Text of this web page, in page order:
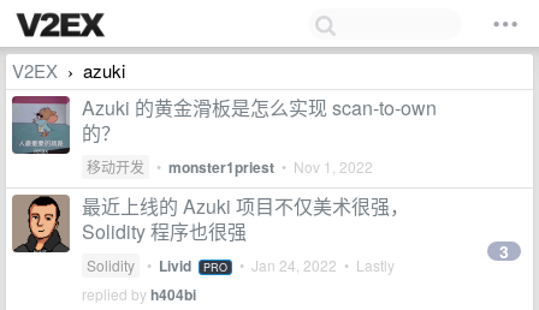
V2EX › azuki
Azuki 的黄金滑板是怎么实现 scan-to-own
的？
移动开发 • monster1priest • Nov 1, 2022
最近上线的 Azuki 项目不仅美术很强，
Solidity 程序也很强
Solidity • Livid PRO • Jan 24, 2022 • Lastly
replied byh404bi
3